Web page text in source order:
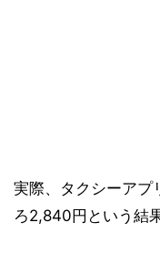
実際、タクシーアプ
ろ2,840円という結